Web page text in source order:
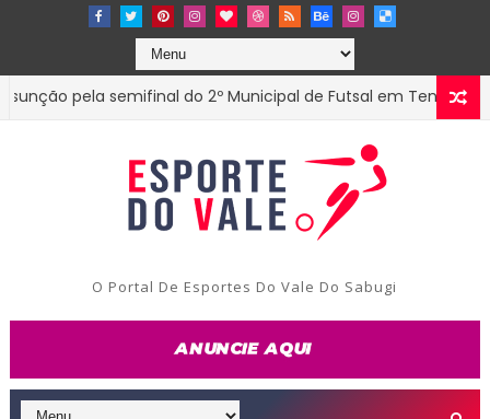
pela semifinal do 2º Municipal de Futsal em Tenório-PB
O Portal De Esportes Do Vale Do Sabugi